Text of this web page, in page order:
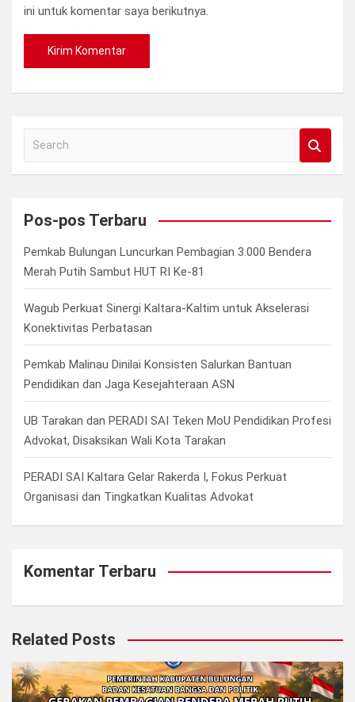
ini untuk komentar saya berikutnya.
a
c
Pos-pos Terbaru
Pemkab Bulungan Luncurkan Pembagian 3.000 Bendera
Merah Putih Sambut HUT RI Ke-81
Wagub Perkuat Sinergi Kaltara-Kaltim untuk Akselerasi
Konektivitas Perbatasan
Pemkab Malinau Dinilai Konsisten Salurkan Bantuan
Pendidikan dan Jaga Kesejahteraan ASN
UB Tarakan dan PERADI SAI Teken MoU Pendidikan Profesi
Advokat, Disaksikan Wali Kota Tarakan
PERADI SAI Kaltara Gelar Rakerda I, Fokus Perkuat
Organisasi dan Tingkatkan Kualitas Advokat
Komentar Terbaru
Related Posts